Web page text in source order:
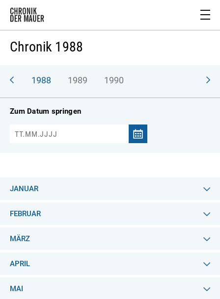
Chronik 1988
1988 1989 1990
Zum Datum springen
JANUAR
FEBRUAR
MÄRZ
APRIL
MAI